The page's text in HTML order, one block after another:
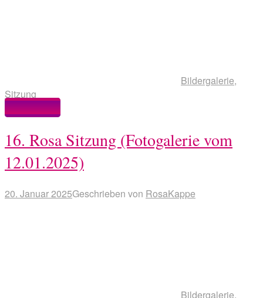
Bildergalerie,
Sitzung
Weiterlesen
16. Rosa Sitzung (Fotogalerie vom
12.01.2025)
20. Januar 2025Geschrieben von RosaKappe
Bildergalerie,